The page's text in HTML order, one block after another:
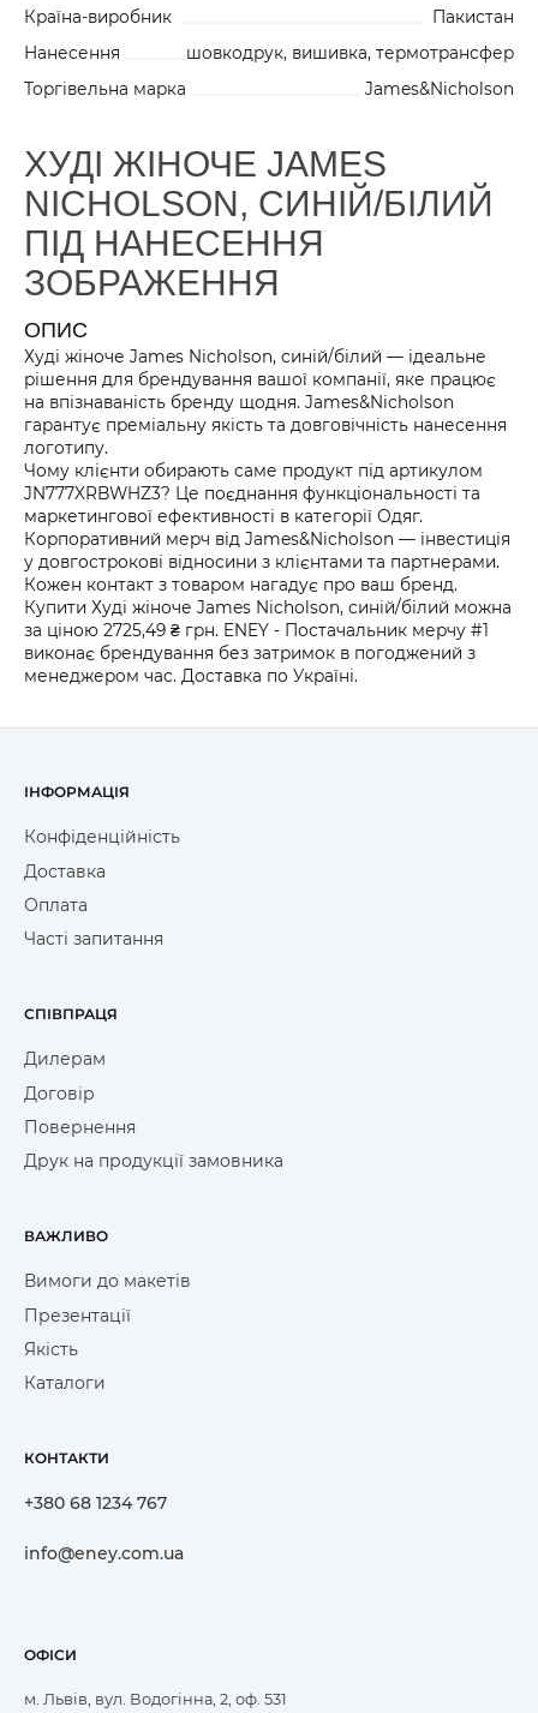
Країна-виробник
Пакистан
Нанесення
шовкодрук, вишивка, термотрансфер
Торгівельна марка
James&Nicholson
ХУДІ ЖІНОЧЕ JAMES
NICHOLSON, СИНІЙ/БІЛИЙ
ПІД НАНЕСЕННЯ
ЗОБРАЖЕННЯ
ОПИС
Худі жіноче James Nicholson, синій/білий — ідеальне
рішення для брендування вашої компанії, яке працює
на впізнаваність бренду щодня. James&Nicholson
гарантує преміальну якість та довговічність нанесення
логотипу.
Чому клієнти обирають саме продукт під артикулом
JN777XRBWHZ3? Це поєднання функціональності та
маркетингової ефективності в категорії Одяг.
Корпоративний мерч від James&Nicholson — інвестиція
у довгострокові відносини з клієнтами та партнерами.
Кожен контакт з товаром нагадує про ваш бренд.
Купити Худі жіноче James Nicholson, синій/білий можна
за ціною 2725,49 ₴ грн. ENEY - Постачальник мерчу #1
виконає брендування без затримок в погоджений з
менеджером час. Доставка по Україні.
ІНФОРМАЦІЯ
Конфіденційність
Доставка
Оплата
Часті запитання
СПІВПРАЦЯ
Дилерам
Договір
Повернення
Друк на продукції замовника
ВАЖЛИВО
Вимоги до макетів
Презентації
Якість
Каталоги
КОНТАКТИ
+380 68 1234 767
info@eney.com.ua
ОФІСИ
м. Львів, вул. Водогінна, 2, оф. 531